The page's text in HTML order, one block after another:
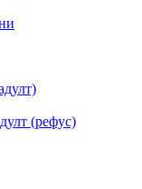
(рефус)